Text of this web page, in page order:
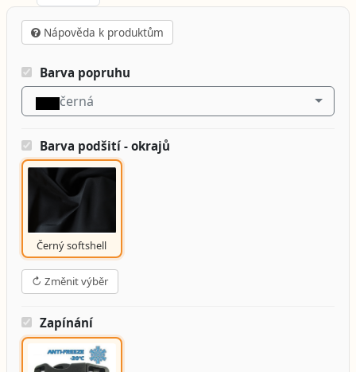
Nápověda k produktům
Barva popruhu
černá
Barva podšití - okrajů
Černý softshell
↻ Změnit výběr
Zapínání